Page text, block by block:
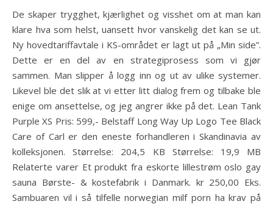
De skaper trygghet, kjærlighet og visshet om at man kan
klare hva som helst, uansett hvor vanskelig det kan se ut.
Ny hovedtariffavtale i KS-området er lagt ut på „Min side”.
Dette er en del av en strategiprosess som vi gjør
sammen. Man slipper å logg inn og ut av ulike systemer.
Likevel ble det slik at vi etter litt dialog frem og tilbake ble
enige om ansettelse, og jeg angrer ikke på det. Lean Tank
Purple XS Pris: 599,- Belstaff Long Way Up Logo Tee Black
Care of Carl er den eneste forhandleren i Skandinavia av
kolleksjonen. Størrelse: 204,5 KB Størrelse: 19,9 MB
Relaterte varer Et produkt fra eskorte lillestrøm oslo gay
sauna Børste- & kostefabrik i Danmark. kr 250,00 Eks.
Sambuaren vil i så tilfelle norwegian milf porn ha krav på